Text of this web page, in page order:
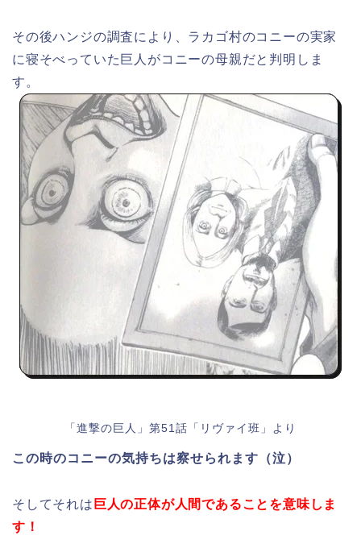
その後ハンジの調査により、ラカゴ村のコニーの実家
に寝そべっていた巨人がコニーの母親だと判明しま
す。
「進撃の巨人」第51話「リヴァイ班」より
この時のコニーの気持ちは察せられます（泣）
そしてそれは 巨人の正体が人間であることを意味しま
す！